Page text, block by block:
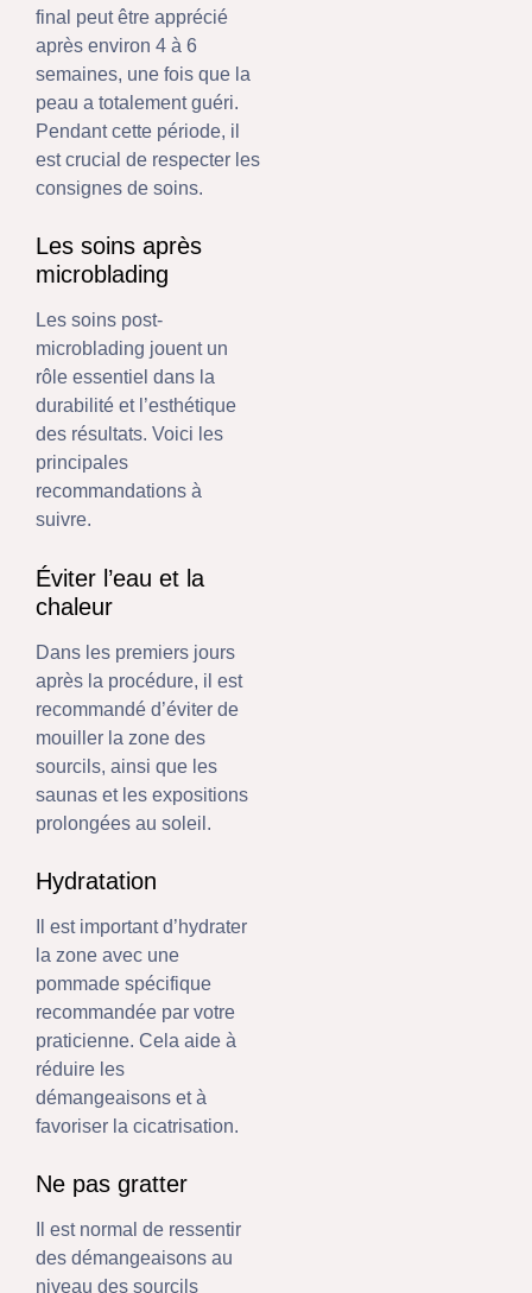
final peut être apprécié
après environ 4 à 6
semaines, une fois que la
peau a totalement guéri.
Pendant cette période, il
est crucial de respecter les
consignes de soins.
Les soins après
microblading
Les soins post-
microblading jouent un
rôle essentiel dans la
durabilité et l’esthétique
des résultats. Voici les
principales
recommandations à
suivre.
Éviter l’eau et la
chaleur
Dans les premiers jours
après la procédure, il est
recommandé d’éviter de
mouiller la zone des
sourcils, ainsi que les
saunas et les expositions
prolongées au soleil.
Hydratation
Il est important d’hydrater
la zone avec une
pommade spécifique
recommandée par votre
praticienne. Cela aide à
réduire les
démangeaisons et à
favoriser la cicatrisation.
Ne pas gratter
Il est normal de ressentir
des démangeaisons au
niveau des sourcils